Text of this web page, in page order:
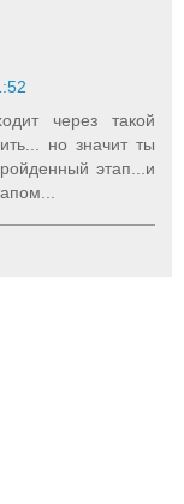
через такой
но значит ты
этап...и